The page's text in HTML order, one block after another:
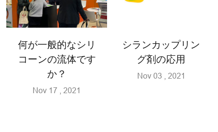
何が一般的なシリ
コーンの流体です
か？
Nov 17 , 2021
シランカップリン
グ剤の応用
Nov 03 , 2021